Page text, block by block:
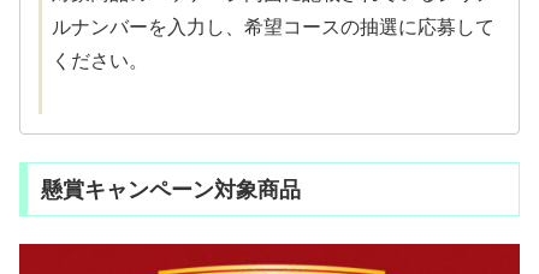
ルナンバーを入力し、希望コースの抽選に応募して
ください。
懸賞キャンペーン対象商品